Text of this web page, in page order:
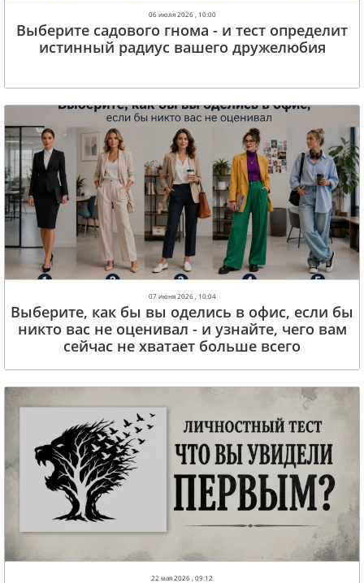
06 июля 2026 , 10:00
Выберите садового гнома - и тест определит
истинный радиус вашего дружелюбия
07 июня 2026 , 10:04
Выберите, как бы вы оделись в офис, если бы
никто вас не оценивал - и узнайте, чего вам
сейчас не хватает больше всего
22 мая 2026 , 09:12